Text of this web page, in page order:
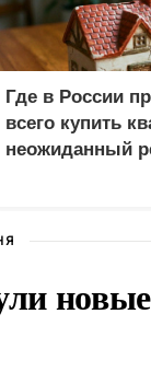
Где в России
всего купить
неожиданный